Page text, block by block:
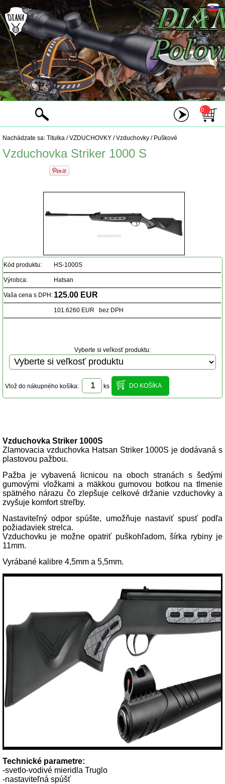
0
Nachádzate sa: Titulka /VZDUCHOVKY /Vzduchovky / Puškové
Vzduchovka Striker 1000 S
Kód produktu: HS-1000S
Výrobca: Hatsan
Vaša cena s DPH: 125.00 EUR
101.6260 EUR bez DPH
Vyberte si veľkosť produktu:
Vlož do nákupného košíka: ks
Vzduchovka Striker 1000S
Zlamovacia vzduchovka Hatsan Striker 1000S je dodávaná s
plastovou pažbou.
Pažba je vybavená licnicou na oboch stranách s šedými
gumovými vložkami a mäkkou gumovou botkou na tlmenie
spätného nárazu čo zlepšuje celkové držanie vzduchovky a
zvyšuje komfort streľby.
Nastaviteľný odpor spúšte, umožňuje nastaviť spusť podľa
požiadaviek strelca.
Vzduchovku je možne opatriť puškohľadom, šírka rybiny je
11mm.
Vyrábané kalibre 4,5mm a 5,5mm.
Technické parametre:
-svetlo-vodivé mieridla Truglo
-nastaviteľná spúšť